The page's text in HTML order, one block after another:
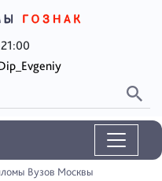
Вузов Москвы